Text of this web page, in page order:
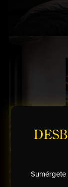
Sumérgete